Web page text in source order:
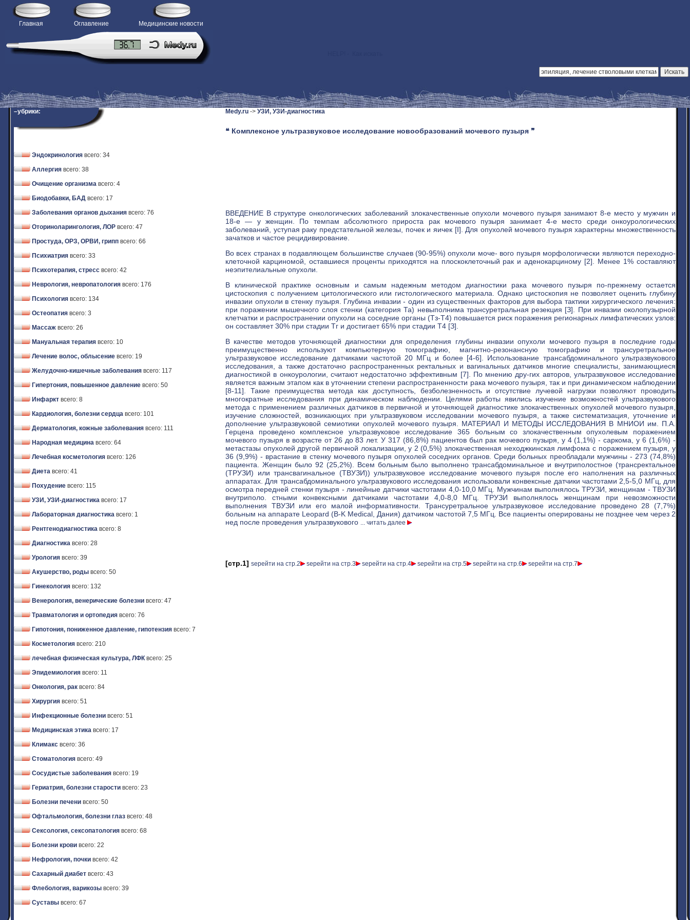
Главная Оглавление Медицинские новости
>
–убрики:
Эндокринология всего: 34
Аллергия всего: 38
Очищение организма всего: 4
Биодобавки, БАД всего: 17
Заболевания органов дыхания всего: 76
Оториноларингология, ЛОР всего: 47
Простуда, ОРЗ, ОРВИ, грипп всего: 66
Психиатрия всего: 33
Психотерапия, стресс всего: 42
Неврология, невропатология всего: 176
Психология всего: 134
Остеопатия всего: 3
Массаж всего: 26
Мануальная терапия всего: 10
Лечение волос, облысение всего: 19
Желудочно-кишечные заболевания всего: 117
Гипертония, повышенное давление всего: 50
Инфаркт всего: 8
Кардиология, болезни сердца всего: 101
Дерматология, кожные заболевания всего: 111
Народная медицина всего: 64
Лечебная косметология всего: 126
Диета всего: 41
Похудение всего: 115
УЗИ, УЗИ-диагностика всего: 17
Лабораторная диагностика всего: 1
Рентгенодиагностика всего: 8
Диагностика всего: 28
Урология всего: 39
Акушерство, роды всего: 50
Гинекология всего: 132
Венерология, венерические болезни всего: 47
Травматология и ортопедия всего: 76
Гипотония, пониженное давление, гипотензия всего: 7
Косметология всего: 210
лечебная физическая культура, ЛФК всего: 25
Эпидемиология всего: 11
Онкология, рак всего: 84
Хирургия всего: 51
Инфекционные болезни всего: 51
Медицинская этика всего: 17
Климакс всего: 36
Стоматология всего: 49
Сосудистые заболевания всего: 19
Гериатрия, болезни старости всего: 23
Болезни печени всего: 50
Офтальмология, болезни глаз всего: 48
Сексология, сексопатология всего: 68
Болезни крови всего: 22
Нефрология, почки всего: 42
Сахарный диабет всего: 43
Флебология, варикозы всего: 39
Суставы всего: 67
Medy.ru -> УЗИ, УЗИ-диагностика
❝ Комплексное ультразвуковое исследование новообразований мочевого пузыря ❞
ВВЕДЕНИЕ В структуре онкологических заболеваний злокачественные опухоли мочевого пузыря занимают 8-е место у мужчин и
18-е — у женщин. По темпам абсолютного прироста рак мочевого пузыря занимает 4-е место среди онкоурологических
заболеваний, уступая раку предстательной железы, почек и яичек [I]. Для опухолей мочевого пузыря характерны множественность
зачатков и частое рецидивирование.
Во всех странах в подавляющем большинстве случаев (90-95%) опухоли моче- вого пузыря морфологически являются переходно-
клеточной карциномой, оставшиеся проценты приходятся на плоскоклеточный рак и аденокарциному [2]. Менее 1% составляют
неэпителиальные опухоли.
В клинической практике основным и самым надежным методом диагностики рака мочевого пузыря по-прежнему остается
цистоскопия с получением цитологического или гистологического материала. Однако цистоскопия не позволяет оценить глубину
инвазии опухоли в стенку пузыря. Глубина инвазии - один из существенных факторов для выбора тактики хирургического лечения:
при поражении мышечного слоя стенки (категория Та) невыполнима трансуретральная резекция [З]. При инвазии околопузырной
клетчатки и распространении опухоли на соседние органы (Тз-Т4) повышается риск поражения регионарных лимфатических узлов:
он составляет 30% при стадии Тг и достигает 65% при стадии Т4 [З].
В качестве методов уточняющей диагностики для определения глубины инвазии опухоли мочевого пузыря в последние годы
преимущественно используют компьютерную томографию, магнитно-резонансную томографию и трансуретральное
ультразвуковое исследование датчиками частотой 20 МГц и более [4-6]. Использование трансабдоминального ультразвукового
исследования, а также достаточно распространенных ректальных и вагинальных датчиков многие специалисты, занимающиеся
диагностикой в онкоурологии, считают недостаточно эффективным [7]. По мнению дру-гих авторов, ультразвуковое исследование
является важным этапом как в уточнении степени распространенности рака мочевого пузыря, так и при динамическом наблюдении
[8-11]. Такие преимущества метода как доступность, безболезненность и отсутствие лучевой нагрузки позволяют проводить
многократные исследования при динамическом наблюдении. Целями работы явились изучение возможностей ультразвукового
метода с применением различных датчиков в первичной и уточняющей диагностике злокачественных опухолей мочевого пузыря,
изучение сложностей, возникающих при ультразвуковом исследовании мочевого пузыря, а также систематизация, уточнение и
дополнение ультразвуковой семиотики опухолей мочевого пузыря. МАТЕРИАЛ И МЕТОДЫ ИССЛЕДОВАНИЯ В МНИОИ им. П.А.
Герцена проведено комплексное ультразвуковое исследование 365 больным со злокачественным опухолевым поражением
мочевого пузыря в возрасте от 26 до 83 лет. У 317 (86,8%) пациентов был рак мочевого пузыря, у 4 (1,1%) - саркома, у 6 (1,6%) -
метастазы опухолей другой первичной локализации, у 2 (0,5%) злокачественная неходжкинская лимфома с поражением пузыря, у
36 (9,9%) - врастание в стенку мочевого пузыря опухолей соседних органов. Среди больных преобладали мужчины - 273 (74,8%)
пациента. Женщин было 92 (25,2%). Всем больным было выполнено трансабдоминальное и внутриполостное (трансректальное
(ТРУЗИ) или трансвагинальное (ТВУЗИ)) ультразвуковое исследование мочевого пузыря после его наполнения на различных
аппаратах. Для трансабдоминального ультразвукового исследования использовали конвексные датчики частотами 2,5-5,0 МГц, для
осмотра передней стенки пузыря - линейные датчики частотами 4,0-10,0 МГц. Мужчинам выполнялось ТРУЗИ, женщинам - ТВУЗИ
внутриполо. стными конвексными датчиками частотами 4,0-8,0 МГц. ТРУЗИ выполнялось женщинам при невозможности
выполнения ТВУЗИ или его малой информативности. Трансуретральное ультразвуковое исследование проведено 28 (7,7%)
больным на аппарате Leopard (B-K Medical, Дания) датчиком частотой 7,5 МГц. Все пациенты оперированы не позднее чем через 2
нед после проведения ультразвукового
... читать далее
[стр.1] ѕерейти на стр.2 ѕерейти на стр.3 ѕерейти на стр.4 ѕерейти на стр.5 ѕерейти на стр.6 ѕерейти на стр.7